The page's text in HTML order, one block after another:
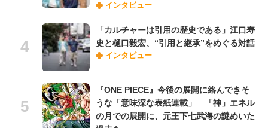
インタビュー
「カルチャーは引用の歴史である」江口寿
史と樋口毅宏、“引用と継承”をめぐる対話
インタビュー
『ONE PIECE』今後の展開に絡んできそ
うな「意味深な表紙連載」 「神」エネル
の月での展開に、元王下七武海の謎めいた